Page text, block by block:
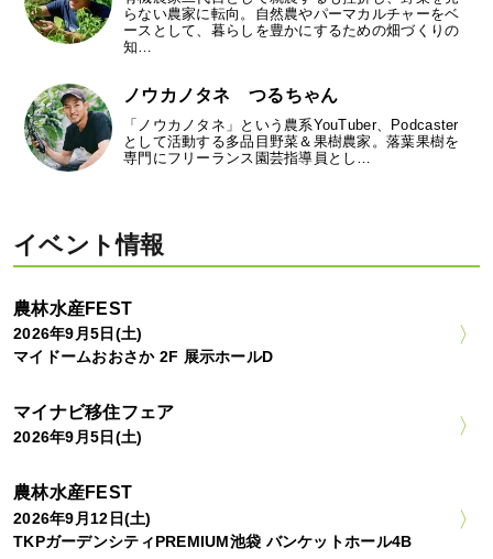
らない農家に転向。自然農やパーマカルチャーをベ
ースとして、暮らしを豊かにするための畑づくりの
知…
ノウカノタネ つるちゃん
「ノウカノタネ」という農系YouTuber、Podcaster
として活動する多品目野菜＆果樹農家。落葉果樹を
専門にフリーランス園芸指導員とし…
イベント情報
農林水産FEST
2026年9月5日(土)
マイドームおおさか 2F 展示ホールD
マイナビ移住フェア
2026年9月5日(土)
農林水産FEST
2026年9月12日(土)
TKPガーデンシティPREMIUM池袋 バンケットホール4B